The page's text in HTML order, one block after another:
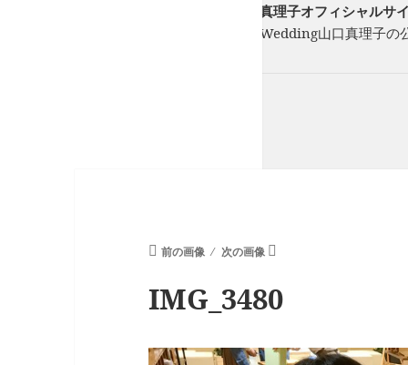
フリーランスウエディングプランナー山口真理子オフィシャル
フリーのウエディングプランナーStory of Wedding山口真理子
前の画像 次の画像
IMG_3480